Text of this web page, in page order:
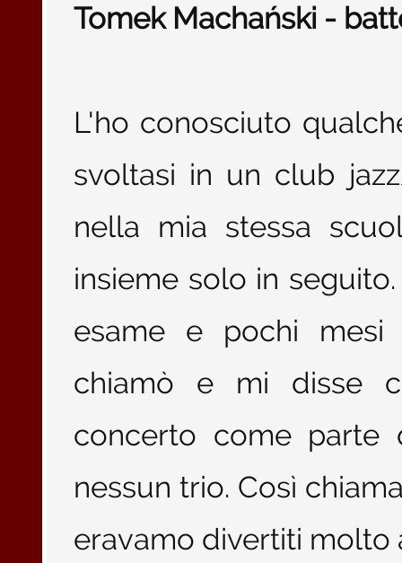
Tomek Machański -
L'ho conosciuto
svoltasi in un club
nella mia stessa
insieme solo in
esame e pochi
chiamò e mi disse
concerto come
nessun trio. Così
eravamo divertiti molto